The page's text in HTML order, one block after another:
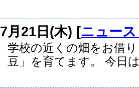
7月21日(木) [ニュー
学校の近くの畑をお借
豆」を育てます。 今日